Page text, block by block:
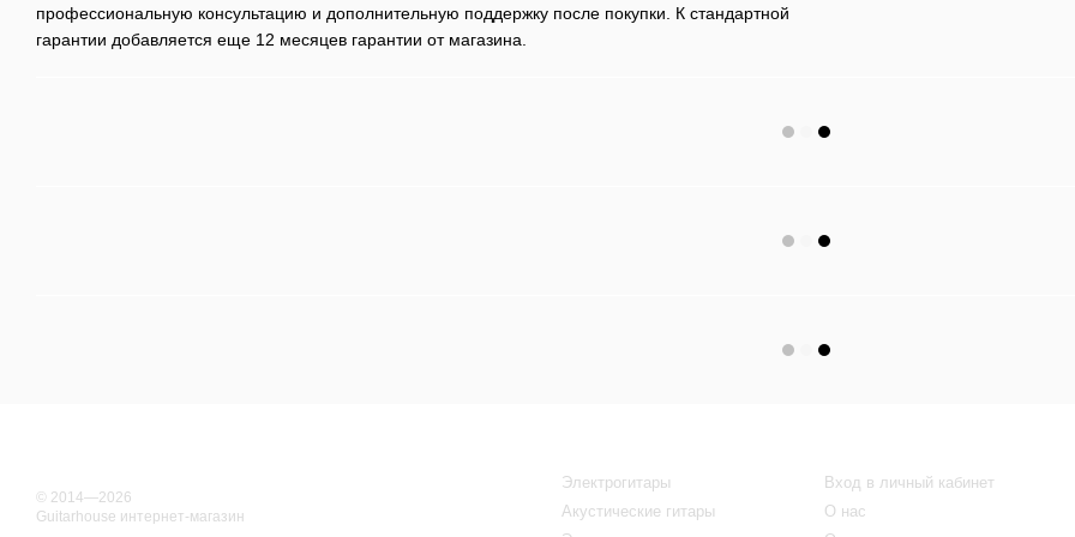
профессиональную консультацию и дополнительную поддержку после покупки. К стандартной
гарантии добавляется еще 12 месяцев гарантии от магазина.
© 2014—2026
Guitarhouse интернет-магазин
Электрогитары
Акустические гитары
Вход в личный кабинет
О нас